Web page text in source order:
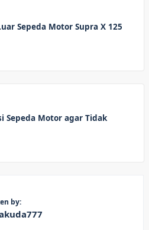
Sepeda Motor Supra X 125
Sepeda Motor agar Tidak
by: